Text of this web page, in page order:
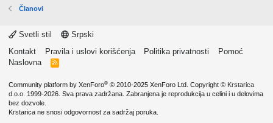
Članovi
Svetli stil
Srpski
Kontakt
Pravila i uslovi korišćenja Politika privatnosti
Pomoć
Naslovna
R
Community platform by XenForo® © 2010-2025 XenForo Ltd. Copyright © Krstarica
d.o.o. 1999-2026. Sva prava zadržana. Zabranjena je reprodukcija u celini i u delovima
bez dozvole.
Krstarica ne snosi odgovornost za sadržaj poruka.